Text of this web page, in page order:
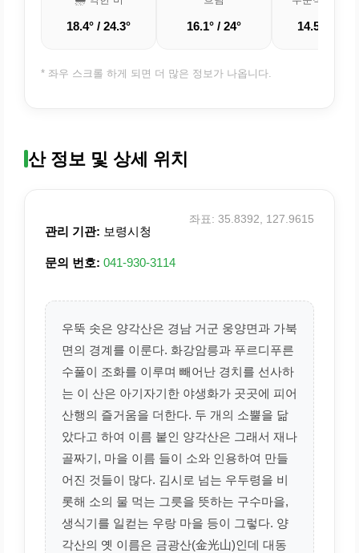
18.4° / 24.3° 16.1° / 24° 14.5° /
* 좌우 스크롤 하게 되면 더 많은 정보가 나옵니다.
산 정보 및 상세 위치
관리 기관: 보령시청
문의 번호: 041-930-3114
좌표: 35.8392, 127.9615
우뚝 솟은 양각산은 경남 거군 웅양면과 가북
면의 경계를 이룬다. 화강암릉과 푸르디푸른
수풀이 조화를 이루며 빼어난 경치를 선사하
는 이 산은 아기자기한 야생화가 곳곳에 피어
산행의 즐거움을 더한다. 두 개의 소뿔을 닮
았다고 하여 이름 붙인 양각산은 그래서 재나
골짜기, 마을 이름 들이 소와 인용하여 만들
어진 것들이 많다. 김시로 넘는 우두령을 비
롯해 소의 물 먹는 그릇을 뜻하는 구수마을,
생식기를 일컫는 우랑 마을 등이 그렇다. 양
각산의 옛 이름은 금광산(金光山)인데 대동